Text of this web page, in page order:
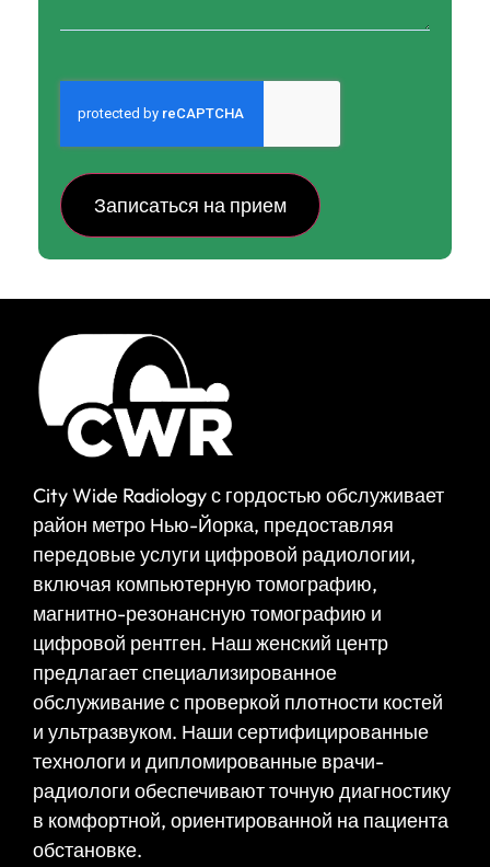
City Wide Radiology с гордостью обслуживает
район метро Нью-Йорка, предоставляя
передовые услуги цифровой радиологии,
включая компьютерную томографию,
магнитно-резонансную томографию и
цифровой рентген. Наш женский центр
предлагает специализированное
обслуживание с проверкой плотности костей
и ультразвуком. Наши сертифицированные
технологи и дипломированные врачи-
радиологи обеспечивают точную диагностику
в комфортной, ориентированной на пациента
обстановке.